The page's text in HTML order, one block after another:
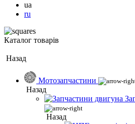
ua
ru
Каталог товарів
Назад
Мотозапчастини
Назад
Назад